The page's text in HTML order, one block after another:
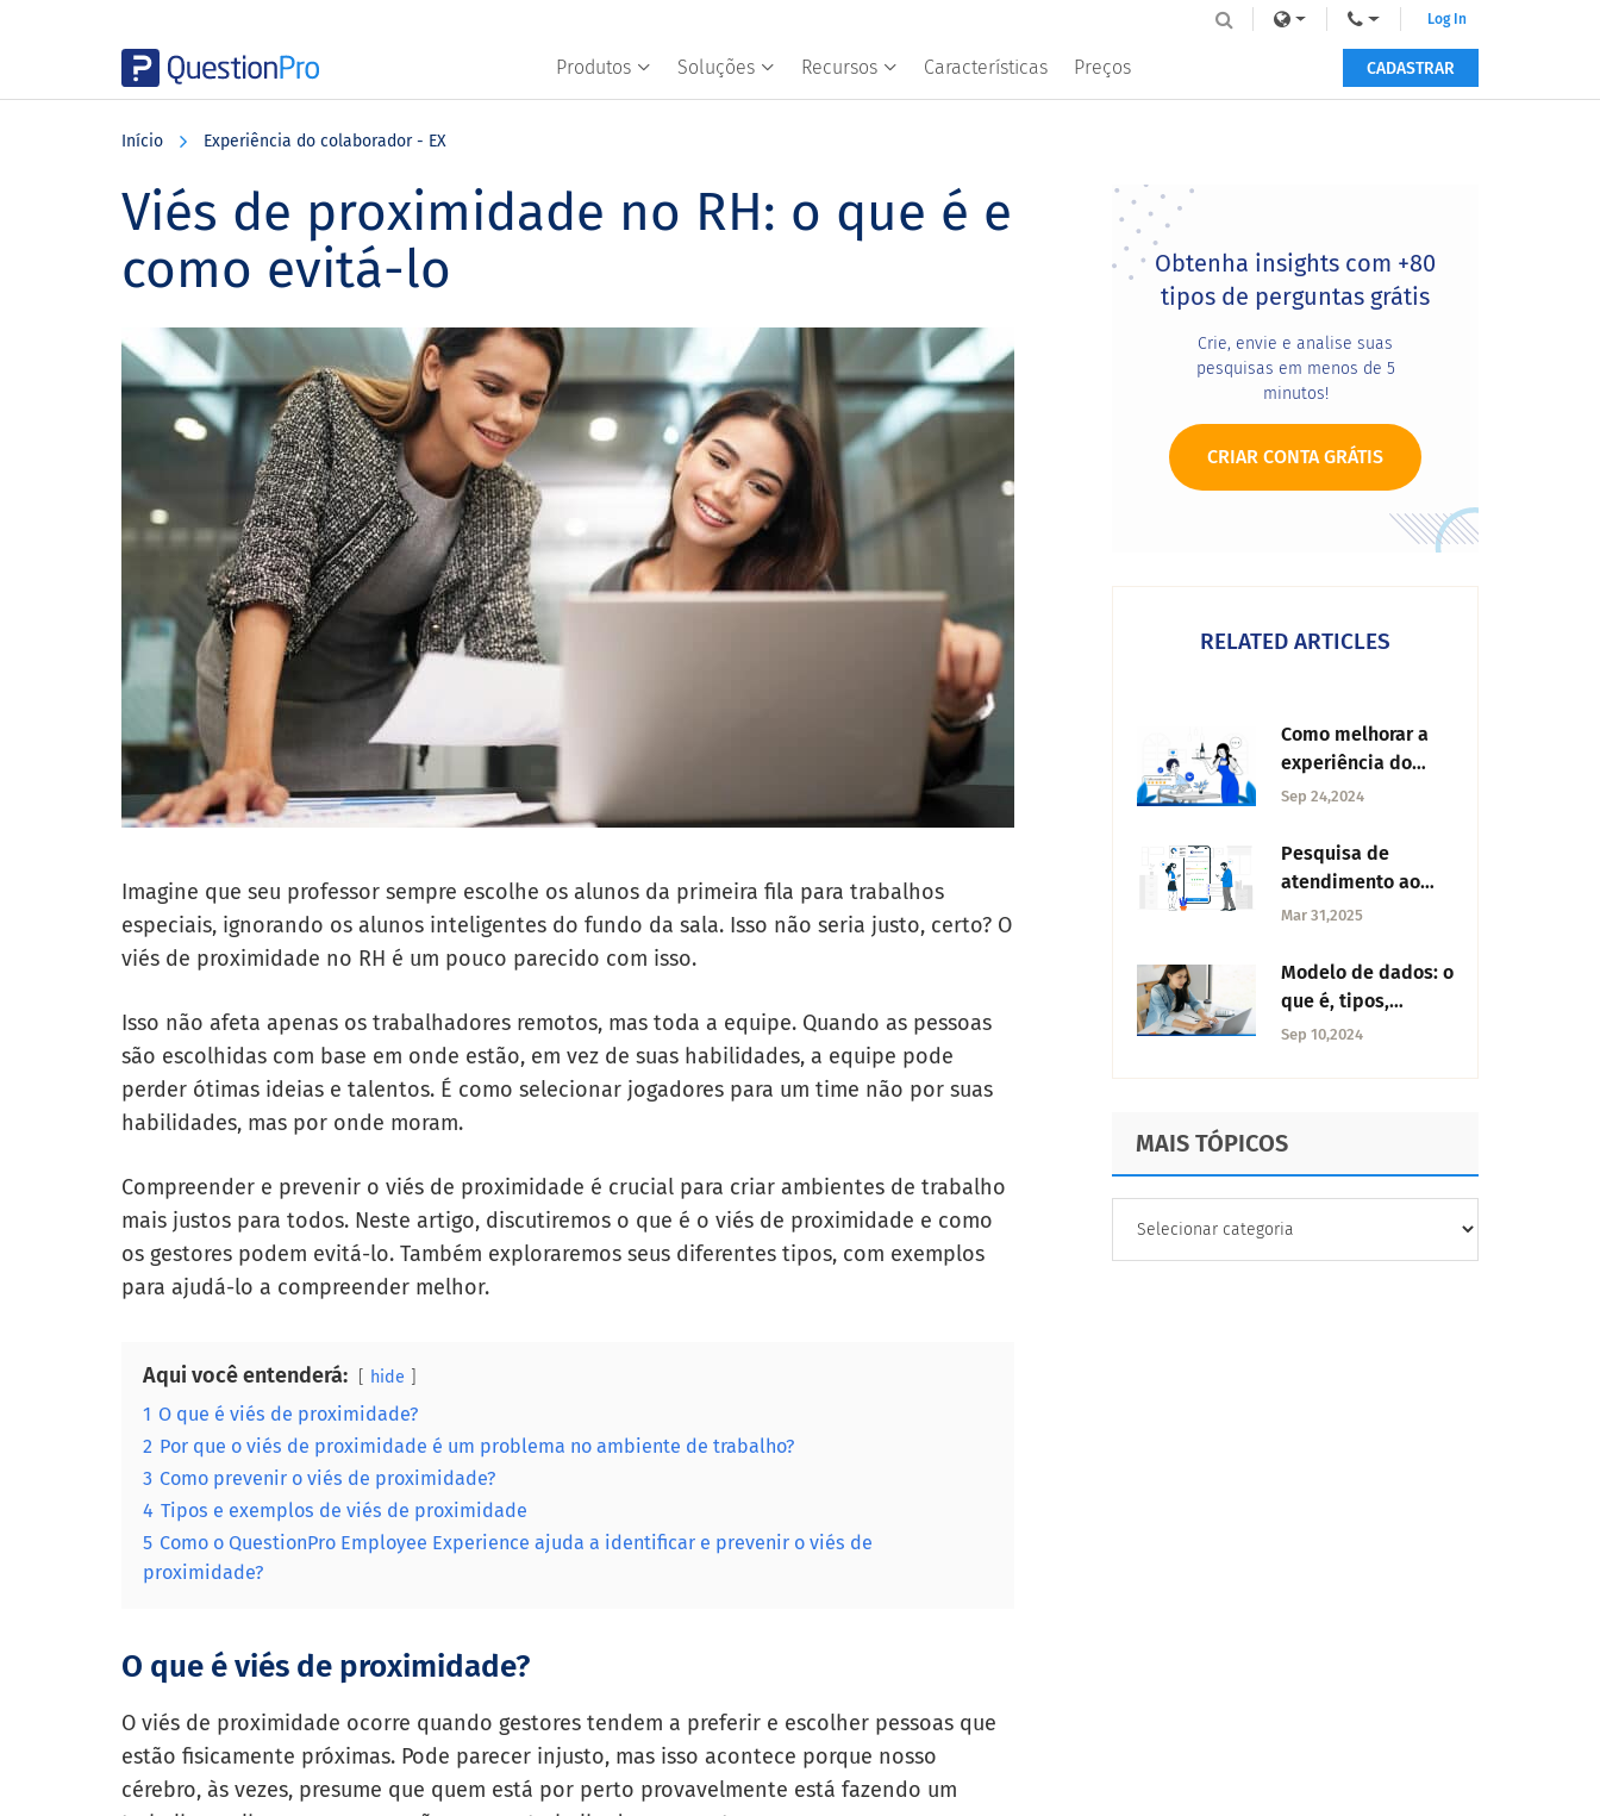
Produtos Soluções Recursos Características Preços
Log In
CADASTRAR
Início Experiência do colaborador - EX
Viés de proximidade no RH: o que é e
como evitá-lo
Imagine que seu professor sempre escolhe os alunos da primeira fila para trabalhos
especiais, ignorando os alunos inteligentes do fundo da sala. Isso não seria justo, certo? O
viés de proximidade no RH é um pouco parecido com isso.
Isso não afeta apenas os trabalhadores remotos, mas toda a equipe. Quando as pessoas
são escolhidas com base em onde estão, em vez de suas habilidades, a equipe pode
perder ótimas ideias e talentos. É como selecionar jogadores para um time não por suas
habilidades, mas por onde moram.
Compreender e prevenir o viés de proximidade é crucial para criar ambientes de trabalho
mais justos para todos. Neste artigo, discutiremos o que é o viés de proximidade e como
os gestores podem evitá-lo. Também exploraremos seus diferentes tipos, com exemplos
para ajudá-lo a compreender melhor.
Aqui você entenderá: hide
1 O que é viés de proximidade?
2 Por que o viés de proximidade é um problema no ambiente de trabalho?
3 Como prevenir o viés de proximidade?
4 Tipos e exemplos de viés de proximidade
5 Como o QuestionPro Employee Experience ajuda a identificar e prevenir o viés de
proximidade?
O que é viés de proximidade?
O viés de proximidade ocorre quando gestores tendem a preferir e escolher pessoas que
estão fisicamente próximas. Pode parecer injusto, mas isso acontece porque nosso
cérebro, às vezes, presume que quem está por perto provavelmente está fazendo um
Primary
Sidebar
Obtenha insights com +80
tipos de perguntas grátis
Crie, envie e analise suas
pesquisas em menos de 5
minutos!
CRIAR CONTA GRÁTIS
RELATED ARTICLES
Como melhorar a
experiência do
cliente em
Sep 24,2024
Pesquisa de
atendimento ao
cliente: exemplos
Mar 31,2025
Modelo de dados: o
que é, tipos,
técnicas e
Sep 10,2024
MAIS TÓPICOS
TÓPICOS